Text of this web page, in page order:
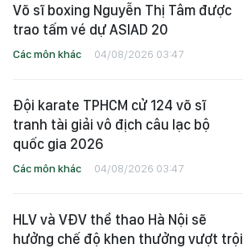
Võ sĩ boxing Nguyễn Thị Tâm được
trao tấm vé dự ASIAD 20
Các môn khác 04/08/2026 03:47
Đội karate TPHCM cử 124 võ sĩ
tranh tài giải vô địch câu lạc bộ
quốc gia 2026
Các môn khác 04/08/2026 03:47
HLV và VĐV thể thao Hà Nội sẽ
hưởng chế độ khen thưởng vượt trội